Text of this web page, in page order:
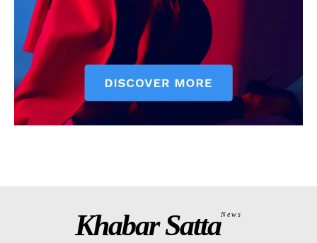
Khabar SattaNews